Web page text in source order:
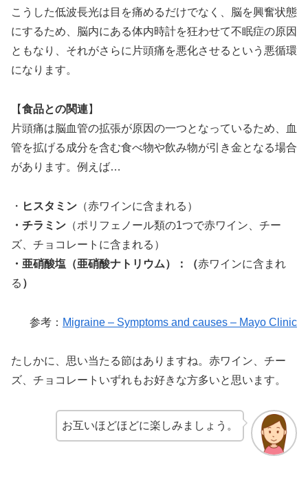
こうした低波長光は目を痛めるだけでなく、脳を興奮状態
にするため、脳内にある体内時計を狂わせて不眠症の原因
ともなり、それがさらに片頭痛を悪化させるという悪循環
になります。
【食品との関連】
片頭痛は脳血管の拡張が原因の一つとなっているため、血
管を拡げる成分を含む食べ物や飲み物が引き金となる場合
があります。例えば…
・ ヒスタミン （赤ワインに含まれる）
・チラミン （ポリフェノール類の1つで赤ワイン、チー
ズ、チョコレートに含まれる）
・亜硝酸塩（亜硝酸ナトリウム）：（赤ワインに含まれ
る ）
参考： Migraine – Symptoms and causes – Mayo Clinic
たしかに、思い当たる節はありますね。赤ワイン、チー
ズ、チョコレートいずれもお好きな方多いと思います。
お互いほどほどに楽しみましょう。